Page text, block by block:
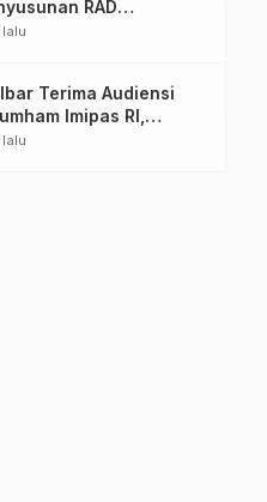
RAD
Barat
Terima Audiensi
Imipas RI,
Kesehatan bagi